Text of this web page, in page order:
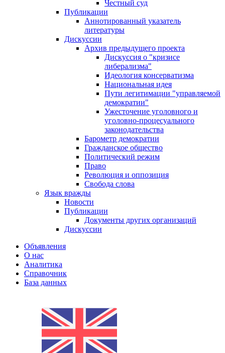
Честный суд
Публикации
Аннотированный указатель
литературы
Дискуссии
Архив предыдущего проекта
Дискуссия о "кризисе
либерализма"
Идеология консерватизма
Национальная идея
Пути легитимации "управляемой
демократии"
Ужесточение уголовного и
уголовно-процесуального
законодательства
Барометр демократии
Гражданское общество
Политический режим
Право
Революция и оппозиция
Свобода слова
Язык вражды
Новости
Публикации
Документы других организаций
Дискуссии
Объявления
О нас
Аналитика
Справочник
База данных